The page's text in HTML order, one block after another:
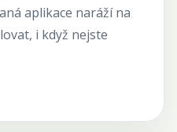
aplikace naráží na
i když nejste